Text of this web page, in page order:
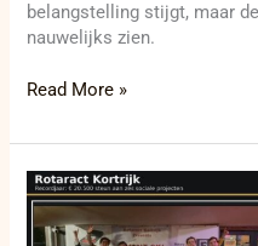
belangstelling stijgt, maar
nauwelijks zien.
Read More »
Rotaract
Kortrijk
schenkt